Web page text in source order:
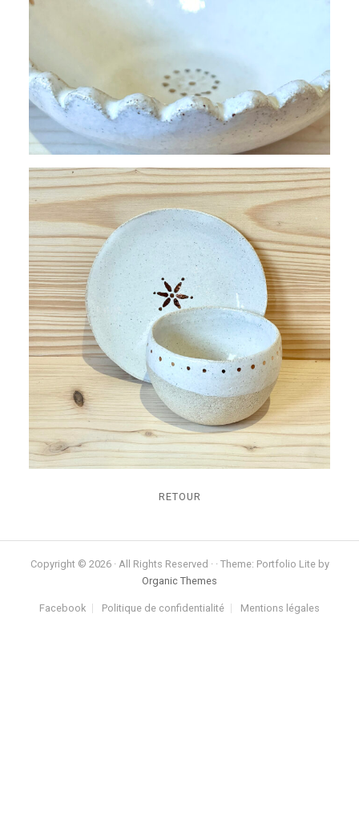
RETOUR
Copyright © 2026 · All Rights Reserved · · Theme: Portfolio Lite by
Organic Themes
Facebook Politique de confidentialité Mentions légales